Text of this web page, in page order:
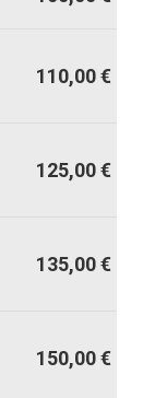
110,00 €
125,00 €
135,00 €
150,00 €